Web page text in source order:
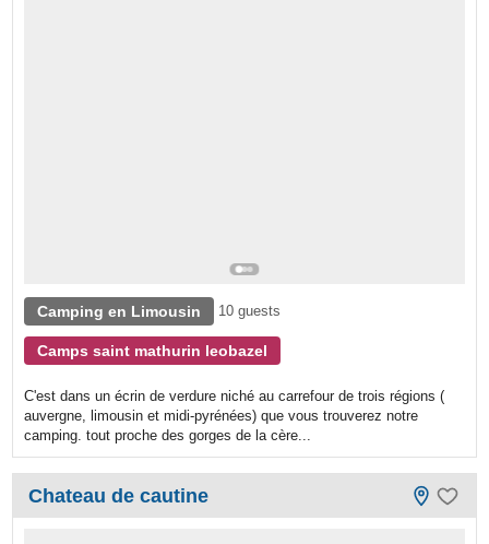
Camping en Limousin 10 guests
Camps saint mathurin leobazel
C'est dans un écrin de verdure niché au carrefour de trois régions (
auvergne, limousin et midi-pyrénées) que vous trouverez notre
camping. tout proche des gorges de la cère...
Chateau de cautine